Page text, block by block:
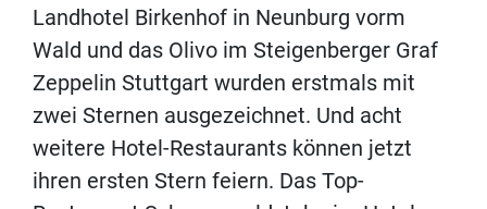
Landhotel Birkenhof in Neunburg vorm
Wald und das Olivo im Steigenberger Graf
Zeppelin Stuttgart wurden erstmals mit
zwei Sternen ausgezeichnet. Und acht
weitere Hotel-Restaurants können jetzt
ihren ersten Stern feiern. Das Top-